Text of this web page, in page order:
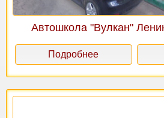
Автошкола "Вулкан"
Подробнее